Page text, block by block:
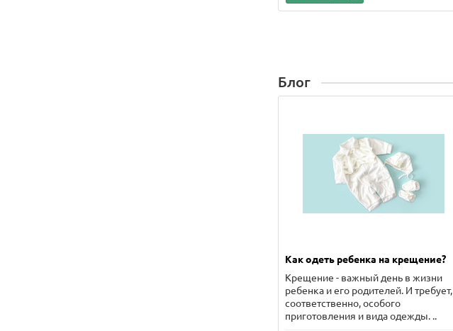
Блог
Как одеть ребенка на крещение?
Крещение - важный день в жизни
ребенка и его родителей. И требует,
соответственно, особого
приготовления и вида одежды. ..